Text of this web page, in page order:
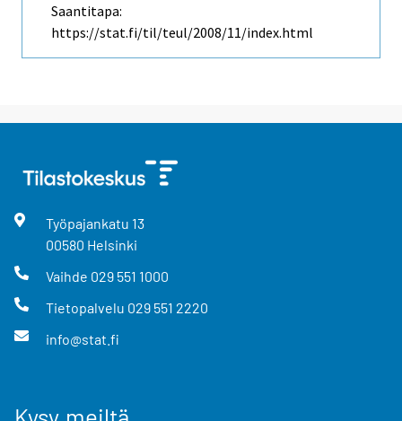
Saantitapa:
https://stat.fi/til/teul/2008/11/index.html
Työpajankatu 13
00580 Helsinki
Vaihde 029 551 1000
Tietopalvelu 029 551 2220
info@stat.fi